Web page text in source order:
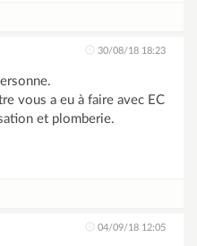
30/08/18 18:23
vous a eu à faire avec EC
et plomberie.
04/09/18 12:05